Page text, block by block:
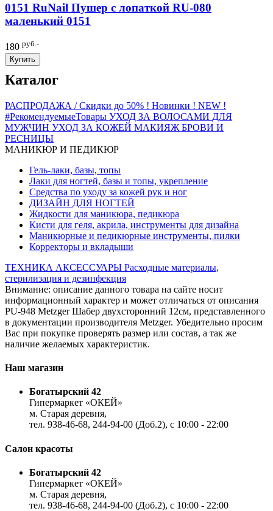
0151 RuNail Пушер с лопаткой RU-080
маленький 0151
180 руб.-
Купить
Каталог
РАСПРОДАЖА / Скидки до 50% ! Новинки ! NEW !
#РекомендуемыеТовары УХОД ЗА ВОЛОСАМИ ДЛЯ
МУЖЧИН УХОД ЗА КОЖЕЙ МАКИЯЖ БРОВИ И
РЕСНИЦЫ
МАНИКЮР И ПЕДИКЮР
Гель-лаки, базы, топы
Лаки для ногтей, базы и топы, укрепление
Средства по уходу за кожей рук и ног
ДИЗАЙН ДЛЯ НОГТЕЙ
Жидкости для маникюра, педикюра
Кисти для геля, акрила, инструменты для дизайна
Маникюрные и педикюрные инструменты, пилки
Корректоры и вкладыши
ТЕХНИКА АКСЕССУАРЫ Расходные материалы,
стерилизация и дезинфекция
Внимание: описание данного товара на сайте носит
информационный характер и может отличаться от описания
PU-948 Metzger Шабер двухсторонний 12см, представленного
в документации производителя Metzger. Убедительно просим
Вас при покупке проверять размер или состав, а так же
наличие желаемых характеристик.
Наш магазин
Богатырский 42
Гипермаркет «ОКЕЙ»
м. Старая деревня,
тел. 938-46-68, 244-94-00 (Доб.2), c 10:00 - 22:00
Салон красоты
Богатырский 42
Гипермаркет «ОКЕЙ»
м. Старая деревня,
тел. 938-46-68, 244-94-00 (Доб.2), c 10:00 - 22:00